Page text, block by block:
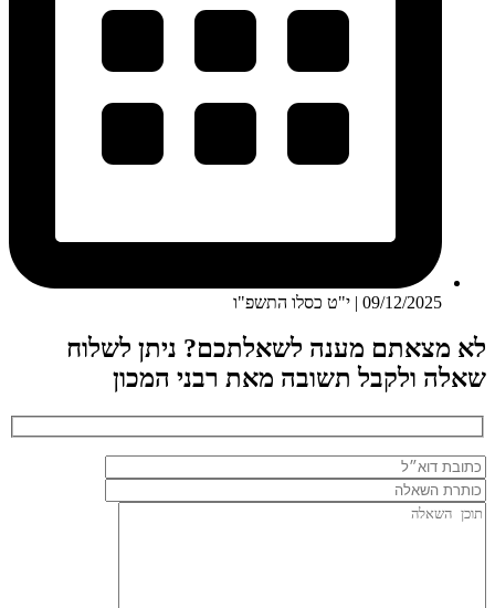
09/12/2025 | י"ט כסלו התשפ"ו
לא מצאתם מענה לשאלתכם? ניתן לשלוח
שאלה ולקבל תשובה מאת רבני המכון